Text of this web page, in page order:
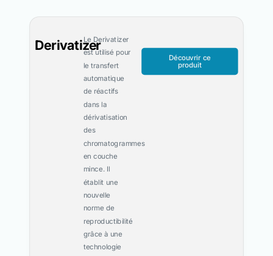
DerivatizerLe Derivatizer
est utilisé pour
le transfert
automatique
de réactifs
dans la
dérivatisation
des
chromatogrammes
en couche
mince. Il
établit une
nouvelle
norme de
reproductibilité
grâce à une
technologie
Découvrir ce
produit